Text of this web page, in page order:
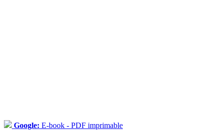
Google: E-book - PDF imprimable